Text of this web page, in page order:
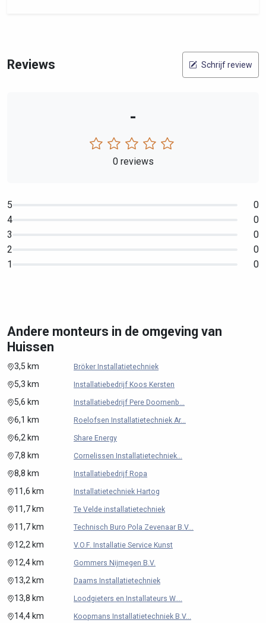
Reviews Schrijf review
-
0 reviews
5
0
4
0
3
0
2
0
1
0
Andere monteurs in de omgeving van
Huissen
3,5 km Bröker Installatietechniek
5,3 km Installatiebedrijf Koos Kersten
5,6 km Installatiebedrijf Pere Doornenb...
6,1 km Roelofsen Installatietechniek Ar...
6,2 km Share Energy
7,8 km Cornelissen Installatietechniek...
8,8 km Installatiebedrijf Ropa
11,6 km Installatietechniek Hartog
11,7 km Te Velde installatietechniek
11,7 km Technisch Buro Pola Zevenaar B.V...
12,2 km V.O.F. Installatie Service Kunst
12,4 km Gommers Nijmegen B.V.
13,2 km Daams Installatietechniek
13,8 km Loodgieters en Installateurs W....
14,4 km Koopmans Installatietechniek B.V...